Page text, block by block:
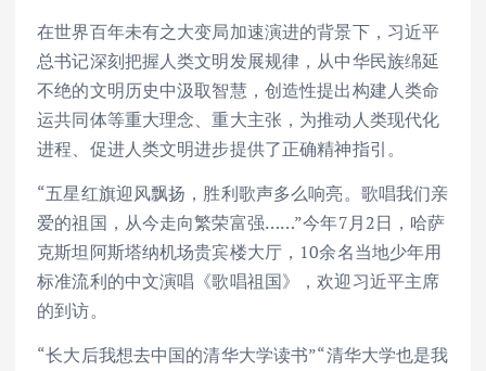
在世界百年未有之大变局加速演进的背景下，习近平
总书记深刻把握人类文明发展规律，从中华民族绵延
不绝的文明历史中汲取智慧，创造性提出构建人类命
运共同体等重大理念、重大主张，为推动人类现代化
进程、促进人类文明进步提供了正确精神指引。
“五星红旗迎风飘扬，胜利歌声多么响亮。歌唱我们亲
爱的祖国，从今走向繁荣富强……”今年7月2日，哈萨
克斯坦阿斯塔纳机场贵宾楼大厅，10余名当地少年用
标准流利的中文演唱《歌唱祖国》，欢迎习近平主席
的到访。
“长大后我想去中国的清华大学读书”“清华大学也是我